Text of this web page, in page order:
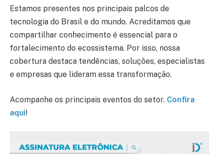
Estamos presentes nos principais palcos de
tecnologia do Brasil e do mundo. Acreditamos que
compartilhar conhecimento é essencial para o
fortalecimento do ecossistema. Por isso, nossa
cobertura destaca tendências, soluções, especialistas
e empresas que lideram essa transformação.
Acompanhe os principais eventos do setor. Confira
aqui!